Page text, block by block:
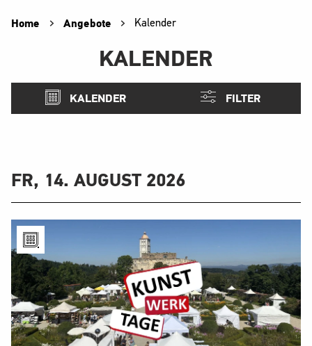
Home Angebote Kalender
KALENDER
KALENDER FILTER
FR, 14. AUGUST 2026